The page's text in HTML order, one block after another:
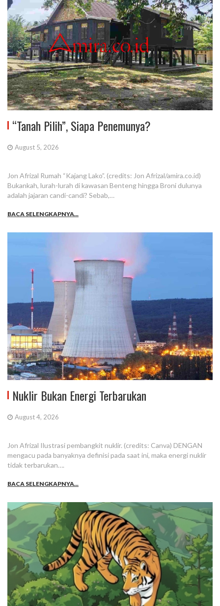
“Tanah Pilih”, Siapa Penemunya?
August 5, 2026
Jon Afrizal Rumah “Kajang Lako”. (credits: Jon Afrizal/amira.co.id)
Bukankah, lurah-lurah di kawasan Benteng hingga Broni dulunya
adalah jajaran candi-candi? Sebab,…
BACA SELENGKAPNYA...
Nuklir Bukan Energi Terbarukan
August 4, 2026
Jon Afrizal Ilustrasi pembangkit nuklir. (credits: Canva) DENGAN
mengacu pada banyaknya definisi pada saat ini, maka energi nuklir
tidak terbarukan….
BACA SELENGKAPNYA...